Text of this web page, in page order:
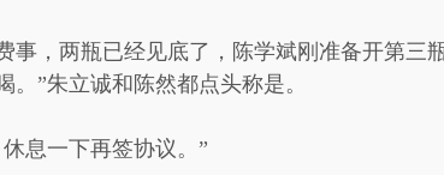
事，两瓶已经见底了，陈学斌刚准备开第三
”朱立诚和陈然都点头称是。
息一下再签协议。”